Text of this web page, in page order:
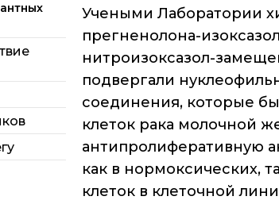
Награды
сотрудников ИОХ
РАН
Мероприятия
Конференции
Журналы
Национальные
проекты России
Учеными Лаборатории
прегненолона-
нитроизоксазол-
подвергали
соединения, которые
клеток рака молочной
антипролиферативную
как в нормоксических,
клеток в клеточной